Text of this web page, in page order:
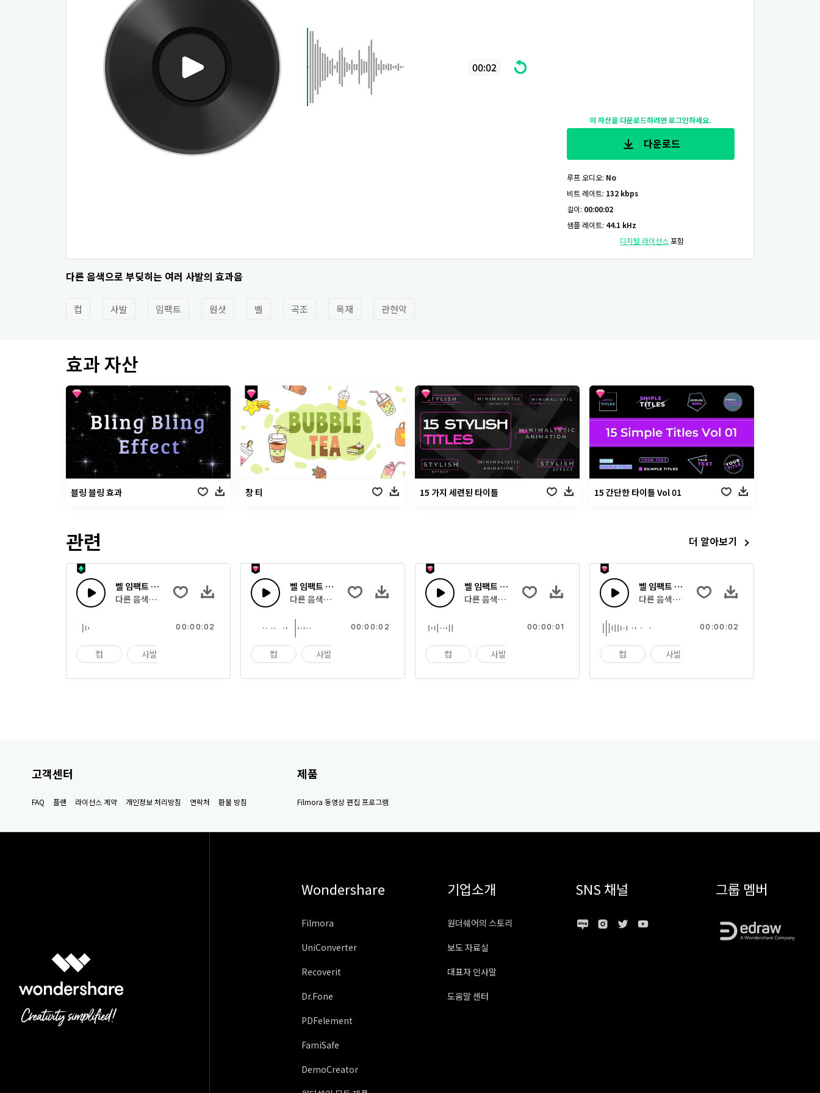
00:02
이 자산을 다운로드하려면 로그인하세요.
다운로드
루프 오디오: No
비트 레이트: 132 kbps
길이: 00:00:02
샘플 레이트: 44.1 kHz
디지털 라이선스 포함
다른 음색으로 부딪히는 여러 사발의 효과음
컵 사발 임팩트 원샷 벨 곡조 목재 관현악
효과 자산
블링 블링 효과 창 티 15 가지 세련된 타이틀 15 간단한 타이틀 Vol 01
관련 더 알아보기
벨 임팩트 20
다른 음색으로 부딪히는 여러 사발의 효과음
컵 사발
00:00:02
벨 임팩트 19
다른 음색으로 부딪히는 여러 사발의 효과음
컵 사발
00:00:02
벨 임팩트 18
다른 음색으로 부딪히는 여러 사발의 효과음
컵 사발
00:00:01
벨 임팩트 17
다른 음색으로 부딪히는 여러 사발의 효과음
컵 사발
00:00:02
고객센터
FAQ 플랜 라이선스 계약 개인정보 처리방침 연락처 환불 방침
제품
Filmora 동영상 편집 프로그램
Wondershare
Filmora
UniConverter
Recoverit
Dr.Fone
PDFelement
FamiSafe
DemoCreator
기업소개
원더쉐어의 스토리
보도 자료실
대표자 인사말
도움말 센터
SNS 채널 그룹 멤버